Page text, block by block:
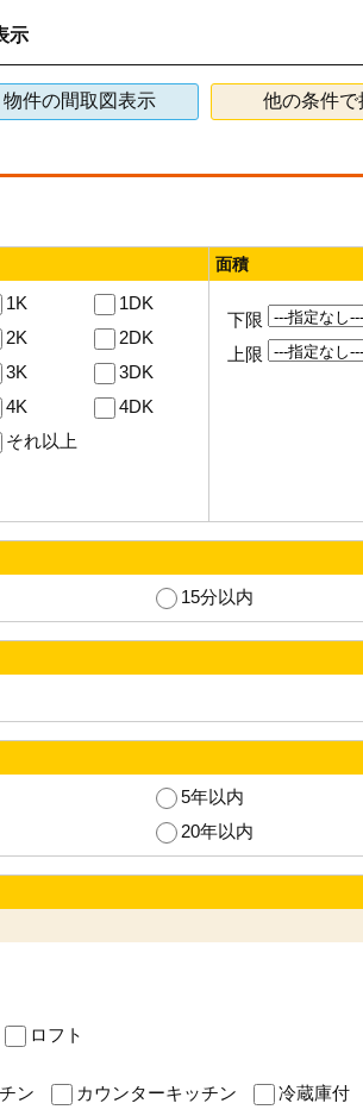
示
物件の間取図表示 他の条件で
1K
1DK
2K
2DK
3K
3DK
4K
4DK
それ以上
面積
下限
上限
15分以内
5年以内
20年以内
ロフト
ン カウンターキッチン
冷蔵庫付